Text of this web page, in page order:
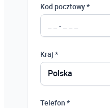
Kod pocztowy *
Kraj *
Polska
Telefon *
Polska